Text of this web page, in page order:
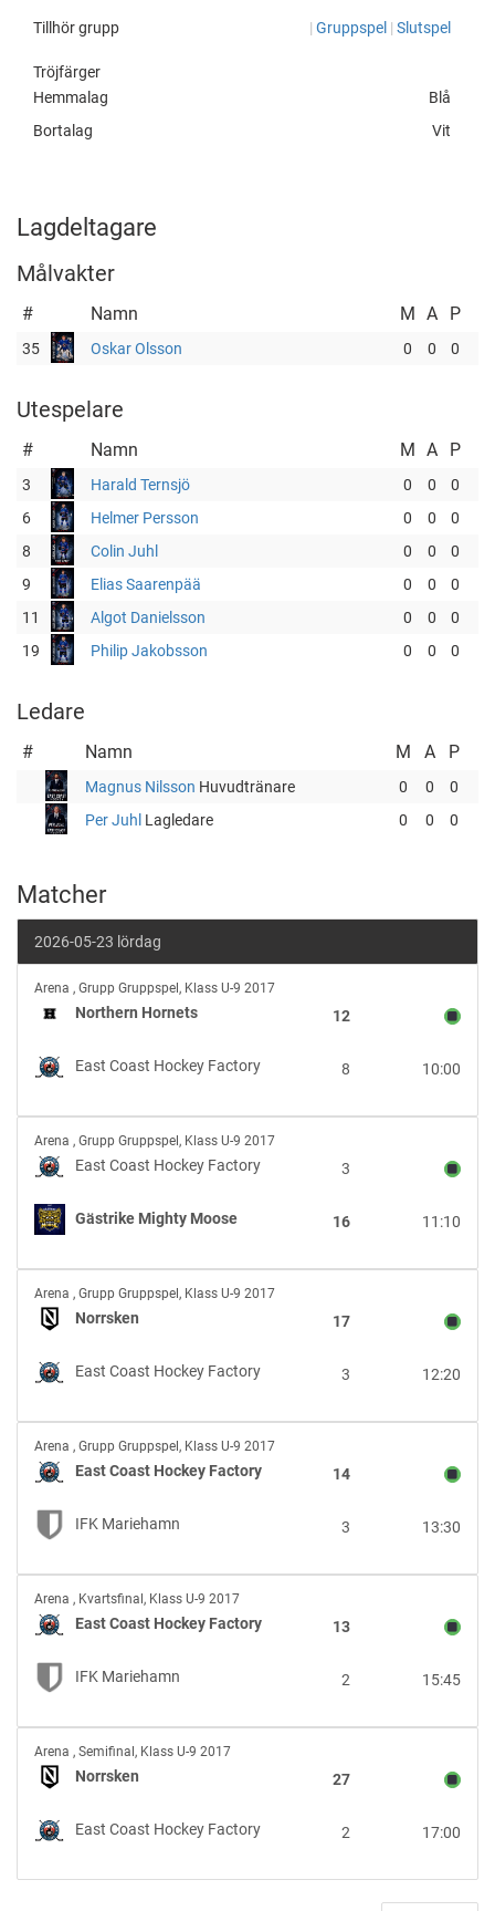
Tillhör grupp | Gruppspel | Slutspel
Tröjfärger
Hemmalag
Blå
Bortalag
Vit
Lagdeltagare
Målvakter
# Namn M A P
35 Oskar Olsson 0 0 0
Utespelare
# Namn M A P
3 Harald Ternsjö 0 0
0
6
Helmer Persson 0 0
0
8
Colin Juhl 0 0
0
9
Elias Saarenpää 0 0
0
11
Algot Danielsson 0 0
0
19
Philip Jakobsson 0 0 0
Ledare
# Namn M A P
Magnus Nilsson Huvudtränare 0 0
0
Per Juhl Lagledare 0 0 0
Matcher
2026-05-23 lördag
Northern
Hornets
East
Coast
Factory
Arena , Grupp Gruppspel, Klass U-9 2017
Northern Hornets 12
East Coast Hockey Factory 10:00
8
East
Coast
Hockey
Factory
vs
Mighty
Moose
Arena , Grupp Gruppspel, Klass U-9 2017
East Coast Hockey Factory 3
Gästrike Mighty Moose 11:10
16
Norrsken
vs
East
Coast
Hockey
Arena , Grupp Gruppspel, Klass U-9 2017
Norrsken 17
East Coast Hockey Factory 12:20
3
East
Coast
Hockey
Factory
vs
Mariehamn
Arena , Grupp Gruppspel, Klass U-9 2017
East Coast Hockey Factory 14
IFK Mariehamn 13:30
3
East
Coast
Hockey
Factory
vs
Mariehamn
Arena , Kvartsfinal, Klass U-9 2017
East Coast Hockey Factory 13
IFK Mariehamn 15:45
2
Norrsken
vs
East
Coast
Hockey
Arena , Semifinal, Klass U-9 2017
Norrsken 27
East Coast Hockey Factory 17:00
2